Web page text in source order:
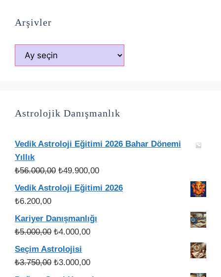
Arşivler
Arşivler
Astrolojik Danışmanlık
Vedik Astroloji Eğitimi 2026 Bahar Dönemi
Yıllık
₺56.000,00 Orijinal
fiyat:
₺49.900,00Şu
andaki
Vedik Astroloji Eğitimi 2026
₺6.200,00
Kariyer Danışmanlığı
₺5.000,00 Orijinal
fiyat:
₺5.000,00.
₺4.000,00Şu
Seçim Astrolojisi
₺3.750,00 Orijinal
fiyat:
₺3.000,00Şu
andaki